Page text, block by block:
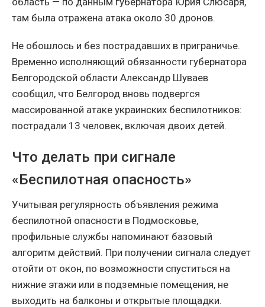
там была отражена атака около 30 дронов.
Не обошлось и без пострадавших в приграничье.
Временно исполняющий обязанности губернатора
Белгородской области Александр Шуваев
сообщил, что Белгород вновь подвергся
массированной атаке украинских беспилотников:
пострадали 13 человек, включая двоих детей.
Что делать при сигнале
«Беспилотная опасность»
Учитывая регулярность объявления режима
беспилотной опасности в Подмосковье,
профильные службы напоминают базовый
алгоритм действий. При получении сигнала следует
отойти от окон, по возможности спуститься на
нижние этажи или в подземные помещения, не
выходить на балконы и открытые площадки.